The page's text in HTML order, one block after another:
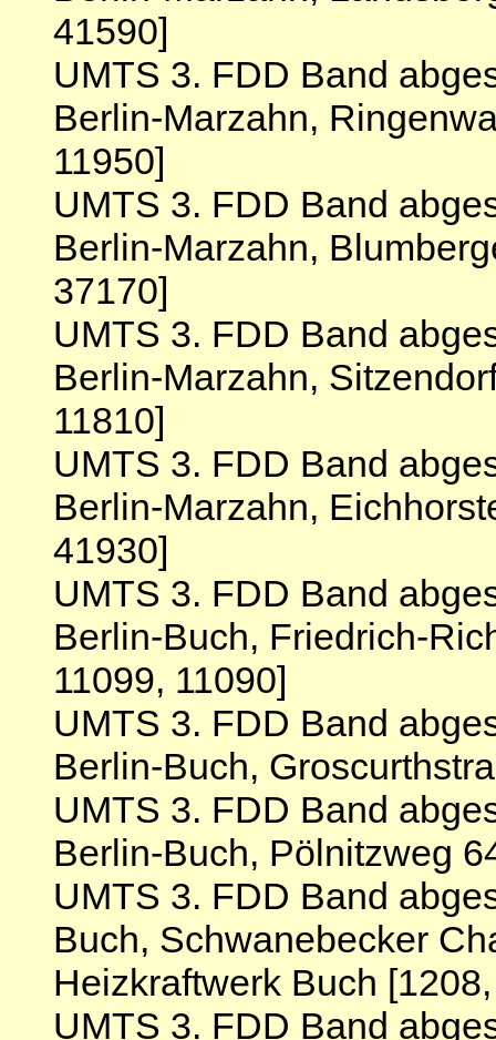
41590]
UMTS 3. FDD Band
Berlin-Marzahn,
11950]
UMTS 3. FDD Band
Berlin-Marzahn,
37170]
UMTS 3. FDD Band
Berlin-Marzahn,
11810]
UMTS 3. FDD Band
Berlin-Marzahn,
41930]
UMTS 3. FDD Band
Berlin-Buch, Friedrich-
11099, 11090]
UMTS 3. FDD Band
Berlin-Buch,
UMTS 3. FDD Band
Berlin-Buch, Pölnitzweg
UMTS 3. FDD Band
Buch, Schwanebecker
Heizkraftwerk Buch
UMTS 3. FDD Band